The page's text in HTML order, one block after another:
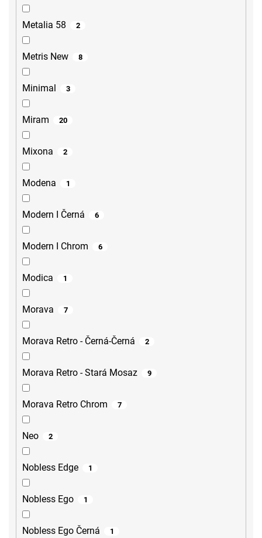
Metalia 58 2
Metris New 8
Minimal 3
Miram 20
Mixona 2
Modena 1
Modern I Černá 6
Modern I Chrom 6
Modica 1
Morava 7
Morava Retro - Černá-Černá 2
Morava Retro - Stará Mosaz 9
Morava Retro Chrom 7
Neo 2
Nobless Edge 1
Nobless Ego 1
Nobless Ego Černá 1